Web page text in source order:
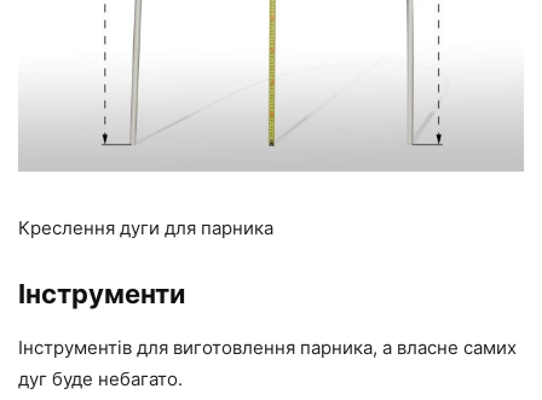
Креслення дуги для парника
Інструменти
Інструментів для виготовлення парника, а власне самих
дуг буде небагато.